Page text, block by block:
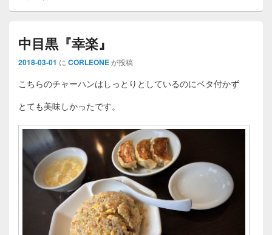
中目黒『幸楽』
2018-03-01 に CORLEONEが投稿
こちらのチャーハンはしっとりとしているのにベタ付かず
とても美味しかったです。